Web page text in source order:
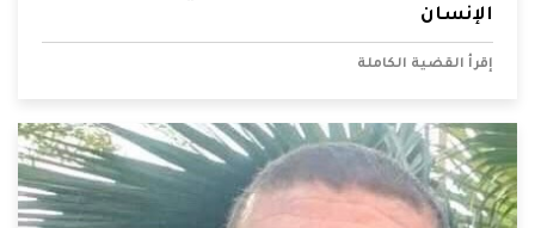
الإنسان
إقرأ القضية الكاملة